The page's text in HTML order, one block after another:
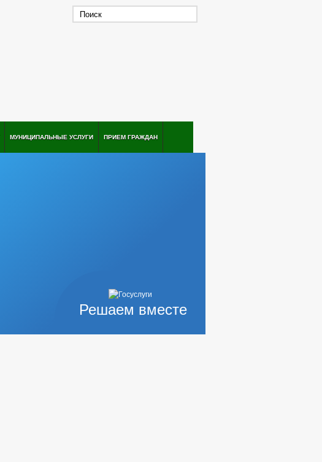
МУНИЦИПАЛЬНЫЕ УСЛУГИ ПРИЕМ ГРАЖДАН
Решаем вместе